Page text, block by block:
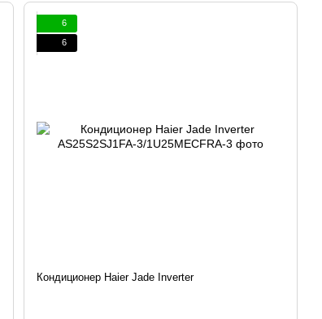
6
6
Кондиционер Haier Jade Inverter